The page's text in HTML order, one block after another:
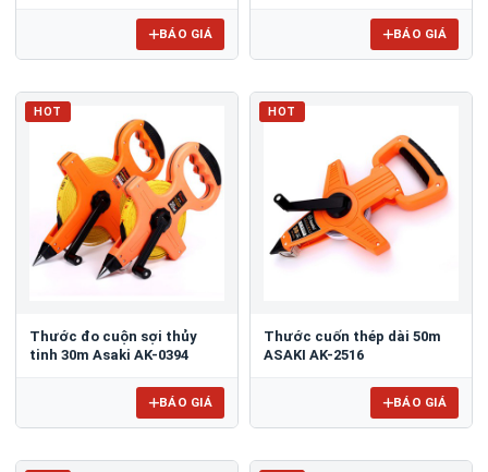
BÁO GIÁ BÁO GIÁ
HOT
Thước đo cuộn sợi thủy
tinh 30m Asaki AK-0394
BÁO GIÁ
HOT
Thước cuốn thép dài 50m
ASAKI AK-2516
BÁO GIÁ